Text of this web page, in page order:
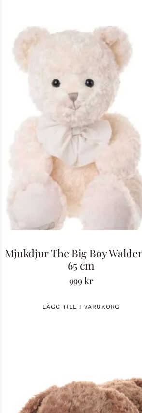
Mjukdjur The Big Boy
65 cm
999 kr
LÄGG TILL I VARUKORG